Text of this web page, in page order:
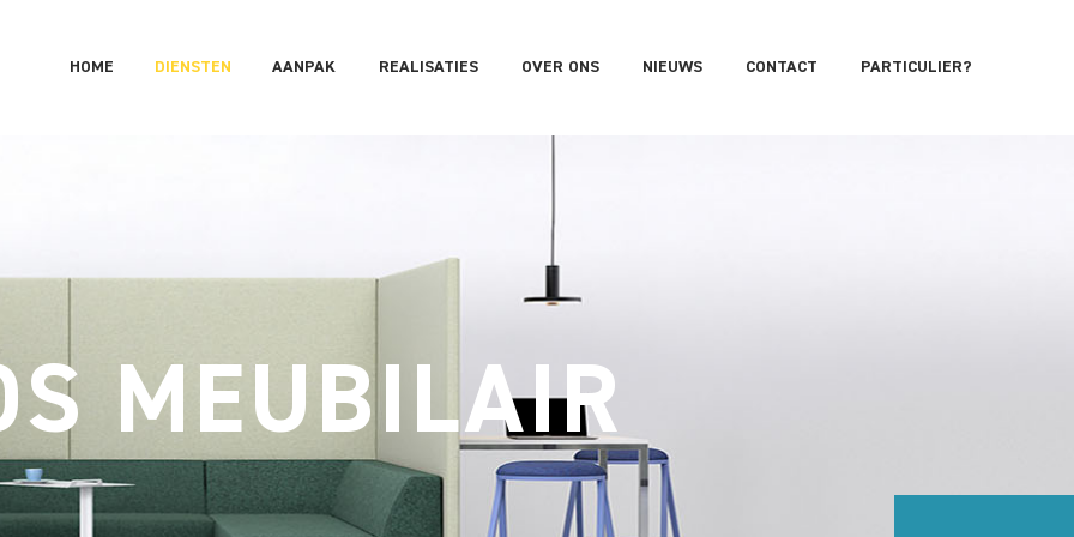
HOME DIENSTEN AANPAK REALISATIES OVER ONS NIEUWS CONTACT PARTICULIER?
MEUBILAIR